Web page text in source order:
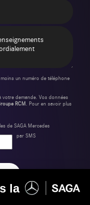
un numéro de téléphone
demande. Vos données
RCM. Pour en savoir plus
de SAGA Mercedes
par SMS